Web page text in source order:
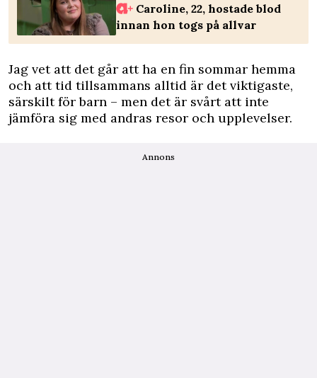
Caroline, 22, hostade blod
innan hon togs på allvar
Jag vet att det går att ha en fin sommar hemma
och att tid tillsammans alltid är det viktigaste,
särskilt för barn – men det är svårt att inte
jämföra sig med andras resor och upplevelser.
Annons